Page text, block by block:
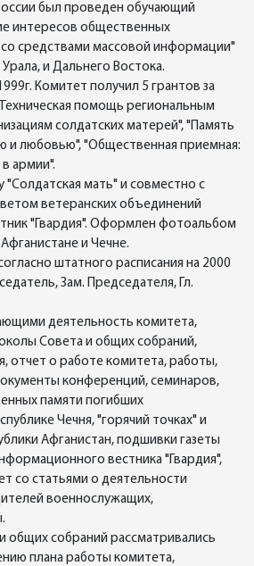
был проведен обучающий
интересов общественных
средствами массовой информации"
и Дальнего Востока.
Комитет получил 5 грантов за
помощь региональным
солдатских матерей", "Память
и любовью", "Общественная приемная:
армии".
"Солдатская мать" и совместно с
ветеранских объединений
"Гвардия". Оформлен фотоальбом
и Чечне.
штатного расписания на 2000
Зам. Председателя, Гл.
деятельность комитета,
Совета и общих собраний,
отчет о работе комитета, работы,
конференций, семинаров,
памяти погибших
Чечня, "горячий точках" и
Афганистан, подшивки газеты
вестника "Гвардия",
со статьями о деятельности
военнослужащих,
общих собраний рассматривались
плана работы комитета,